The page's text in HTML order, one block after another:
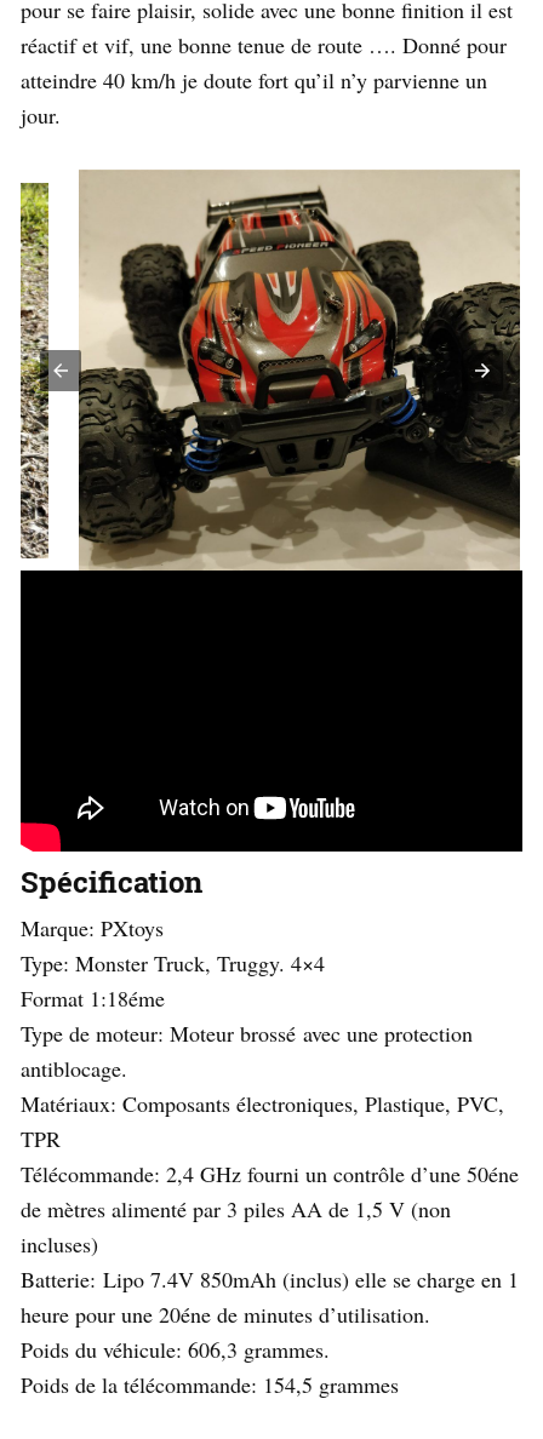
pour se faire plaisir, solide avec une bonne finition il est
réactif et vif, une bonne tenue de route …. Donné pour
atteindre 40 km/h je doute fort qu’il n’y parvienne un
jour.
Spécification
Marque: PXtoys
Type: Monster Truck, Truggy. 4×4
Format 1:18éme
Type de moteur: Moteur brossé avec une protection
antiblocage.
Matériaux: Composants électroniques, Plastique, PVC,
TPR
Télécommande: 2,4 GHz fourni un contrôle d’une 50éne
de mètres alimenté par 3 piles AA de 1,5 V (non
incluses)
Batterie: Lipo 7.4V 850mAh (inclus) elle se charge en 1
heure pour une 20éne de minutes d’utilisation.
Poids du véhicule: 606,3 grammes.
Poids de la télécommande: 154,5 grammes